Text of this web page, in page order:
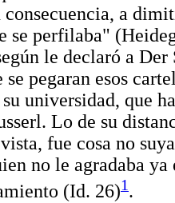
a
se perfilaba"
le declaró a
pegaran esos
universidad, que
Lo de su
fue cosa no
no le agradaba
(Id. 26)1.